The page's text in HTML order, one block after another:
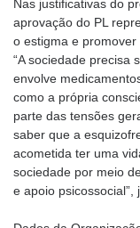
Nas justificativas do
aprovação do PL
o estigma e
“A sociedade precisa
envolve
como a própria
parte das tensões
saber que a
acometida ter uma
sociedade por meio
e apoio psicossocial”,